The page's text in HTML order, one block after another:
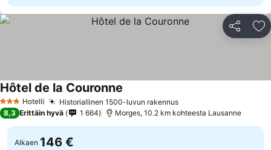
Jaa
3 Tähtiluokitus
Hotelli Historiallinen 1500-luvun rakennusKatso hinnat
Hôtel de la Couronne
8,3 Erittäin hyvä 1 664 Morges, 10.2 km kohteesta Lausanne
Alkaen 146 €